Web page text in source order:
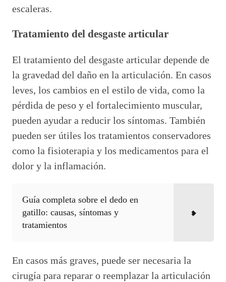
escaleras.
Tratamiento del desgaste articular
El tratamiento del desgaste articular depende de
la gravedad del daño en la articulación. En casos
leves, los cambios en el estilo de vida, como la
pérdida de peso y el fortalecimiento muscular,
pueden ayudar a reducir los síntomas. También
pueden ser útiles los tratamientos conservadores
como la fisioterapia y los medicamentos para el
dolor y la inflamación.
Guía completa sobre el dedo en
gatillo: causas, síntomas y
tratamientos
En casos más graves, puede ser necesaria la
cirugía para reparar o reemplazar la articulación